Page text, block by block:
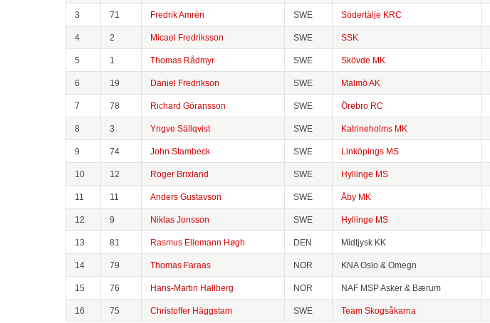
3 71 Fredrik Amrén SWE Södertälje KRC
4 2 Micael Fredriksson SWE SSK
5 1 Thomas Rådmyr SWE Skövde MK
6 19 Daniel Fredrikson SWE Malmö AK
7 78 Richard Göransson SWE Örebro RC
8 3 Yngve Sällqvist SWE Katrineholms MK
9 74 John Stambeck SWE Linköpings MS
10 12 Roger Brixland SWE Hyllinge MS
11 11 Anders Gustavson SWE Åby MK
12 9 Niklas Jonsson SWE Hyllinge MS
13 81 Rasmus Ellemann Høgh DEN Midtjysk KK
14 79 Thomas Faraas NOR KNA Oslo & Omegn
15 76 Hans-Martin Hallberg NOR NAF MSP Asker & Bærum
16 75 Christoffer Häggstam SWE Team Skogsåkarna